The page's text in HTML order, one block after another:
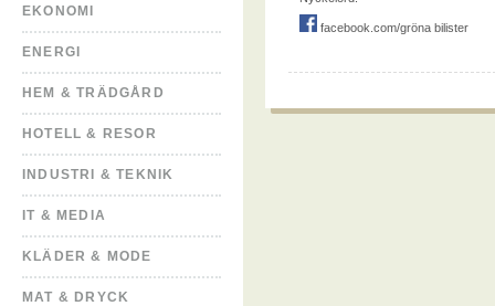
EKONOMI
ENERGI
HEM & TRÄDGÅRD
HOTELL & RESOR
INDUSTRI & TEKNIK
IT & MEDIA
KLÄDER & MODE
MAT & DRYCK
facebook.com/gröna bilister